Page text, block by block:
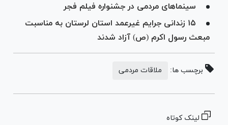
سینماهای مردمی در جشنواره فیلم فجر
۱۵ زندانی جرایم غیرعمد استان لرستان به مناسبت
مبعث رسول اکرم (ص) آزاد شدند
برچسب ها: ملاقات مردمی
لینک کوتاه